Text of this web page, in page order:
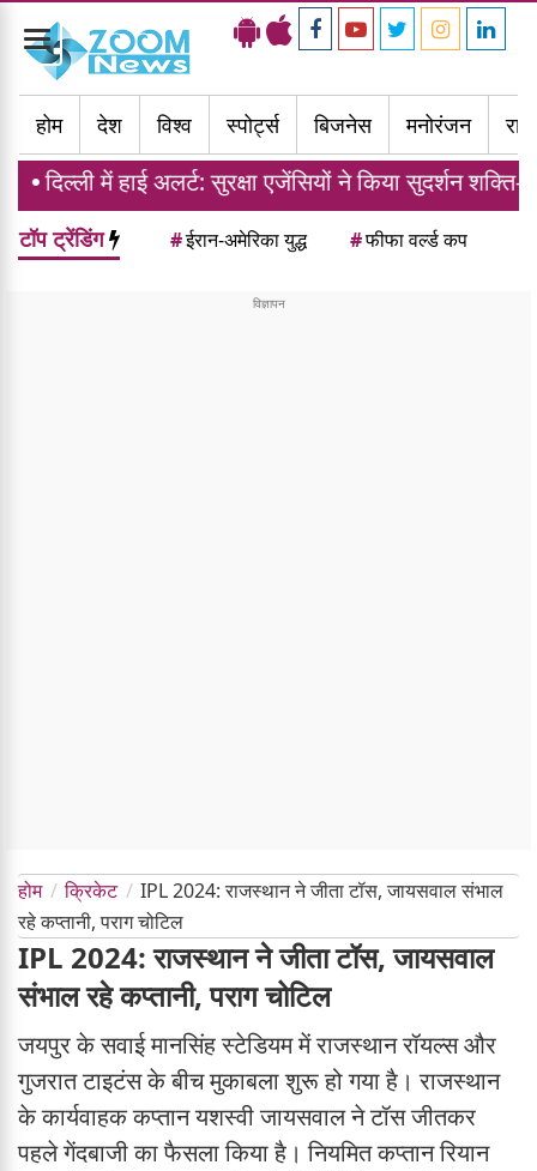
Toggle
navigation
होम
देश विश्व स्पोर्ट्स बिजनेस मनोरंजन
अलर्ट: सुरक्षा एजेंसियों ने किया सुदर्शन शक्ति-V टेरर मॉक
टॉप ट्रेंडिंग #ईरान-अमेरिका युद्ध #फीफा वर्ल्ड कप
होम क्रिकेट
IPL 2024: राजस्थान ने जीता टॉस, जायसवाल संभाल
रहे कप्तानी, पराग चोटिल
IPL 2024: राजस्थान ने जीता टॉस, जायसवाल
संभाल रहे कप्तानी, पराग चोटिल
जयपुर के सवाई मानसिंह स्टेडियम में राजस्थान रॉयल्स और
गुजरात टाइटंस के बीच मुकाबला शुरू हो गया है। राजस्थान
के कार्यवाहक कप्तान यशस्वी जायसवाल ने टॉस जीतकर
पहले गेंदबाजी का फैसला किया है। नियमित कप्तान रियान